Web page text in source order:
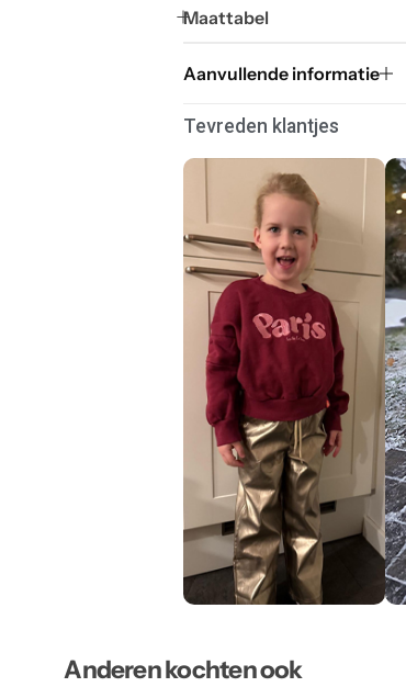
Maattabel
Aanvullende informatie
Tevreden klantjes
Anderen kochten ook